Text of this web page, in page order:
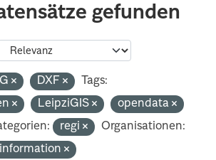
gefunden
DXF
Tags:
LeipziGIS
opendata
regi
Organisationen: